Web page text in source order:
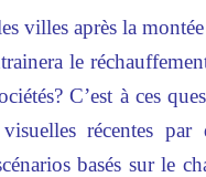
villes après la
le
C’est à ces
récentes par
basés sur le